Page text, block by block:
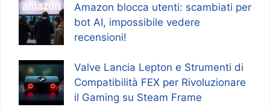
Amazon blocca utenti: scambiati per
bot AI, impossibile vedere
recensioni!
Valve Lancia Lepton e Strumenti di
Compatibilità FEX per Rivoluzionare
il Gaming su Steam Frame